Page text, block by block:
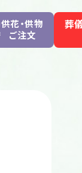
供花・供物
ご注文
葬